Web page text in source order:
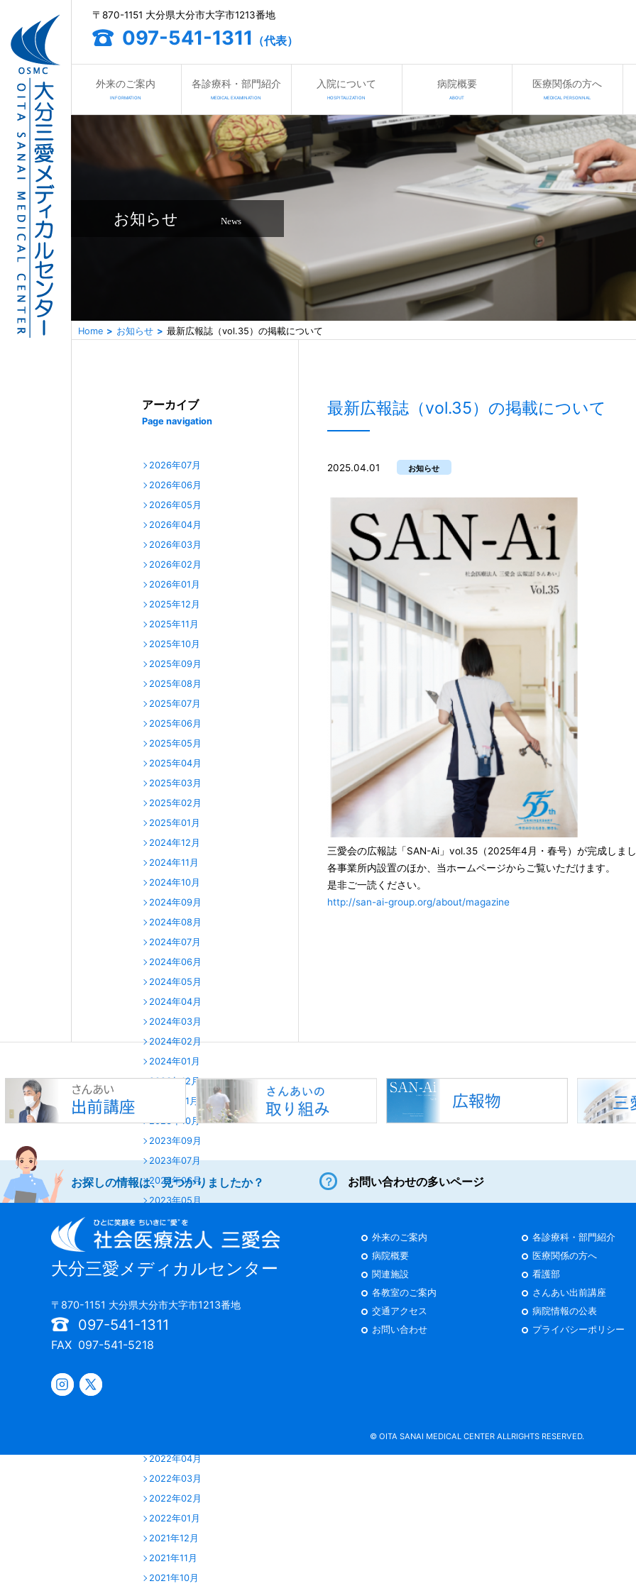
〒870-1151 大分県大分市大字市1213番地
097-541-1311 （代表）
外来のご案内
INFORMATION
各診療科・部門紹介
MEDICAL EXAMINATION
入院について
HOSPITALIZATION
病院概要
ABOUT
医療関係の方へ
MEDICAL PERSONNAL
お知らせ News
Home お知らせ 最新広報誌（vol.35）の掲載について
最新広報誌（vol.35）の掲載について
2025.04.01 お知らせ
三愛会の広報誌「SAN-Ai」vol.35（2025年4月・春号）が完成しま
各事業所内設置のほか、当ホームページからご覧いただけます。
是非ご一読ください。
http://san-ai-group.org/about/magazine
アーカイブ
Page navigation
2026年07月
2026年06月
2026年05月
2026年04月
2026年03月
2026年02月
2026年01月
2025年12月
2025年11月
2025年10月
2025年09月
2025年08月
2025年07月
2025年06月
2025年05月
2025年04月
2025年03月
2025年02月
2025年01月
2024年12月
2024年11月
2024年10月
2024年09月
2024年08月
2024年07月
2024年06月
2024年05月
2024年04月
2024年03月
2024年02月
2024年01月
2023年12月
2023年11月
2023年10月
2023年09月
2023年07月
2023年06月
2023年05月
2023年04月
2023年03月
2023年02月
2023年01月
2022年12月
2022年11月
2022年10月
2022年04月
2022年03月
2022年02月
2022年01月
2021年12月
2021年11月
2021年10月
お探しの情報は、見つかりましたか？ お問い合わせの多いページ
大分三愛メディカルセンター
〒870-1151 大分県大分市大字市1213番地
097-541-1311
FAX 097-541-5218
外来のご案内
各診療科・部門紹介
病院概要
医療関係の方へ
関連施設
看護部
各教室のご案内
さんあい出前講座
交通アクセス
病院情報の公表
お問い合わせ
プライバシーポリシー
© OITA SANAI MEDICAL CENTER ALLRIGHTS RESERVED.